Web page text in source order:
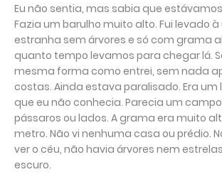
Eu não sentia, mas sabia que
Fazia um barulho muito alto. Fui levado
estranha sem árvores e só com grama
quanto tempo levamos para chegar lá.
mesma forma como entrei, sem nada
costas. Ainda estava paralisado. Era um
que eu não conhecia. Parecia um
pássaros ou lados. A grama era muito
metro. Não vi nenhuma casa ou prédio.
ver o céu, não havia árvores nem
escuro.